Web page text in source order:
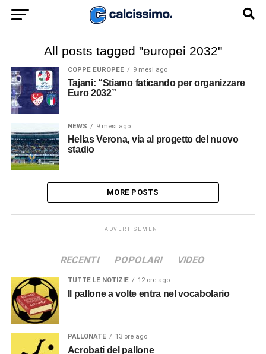
All posts tagged "europei 2032"
COPPE EUROPEE 9 mesi ago
Tajani: “Stiamo faticando per organizzare
Euro 2032”
NEWS 9 mesi ago
Hellas Verona, via al progetto del nuovo
stadio
MORE POSTS
ADVERTISEMENT
RECENTI POPOLARI VIDEO
TUTTE LE NOTIZIE 12 ore ago
Il pallone a volte entra nel vocabolario
PALLONATE 13 ore ago
Acrobati del pallone